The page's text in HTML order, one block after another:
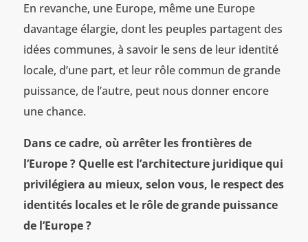
En revanche, une Europe, même une Europe
davantage élargie, dont les peuples partagent des
idées communes, à savoir le sens de leur identité
locale, d’une part, et leur rôle commun de grande
puissance, de l’autre, peut nous donner encore
une chance.
Dans ce cadre, où arrêter les frontières de
l’Europe ? Quelle est l’architecture juridique qui
privilégiera au mieux, selon vous, le respect des
identités locales et le rôle de grande puissance
de l’Europe ?